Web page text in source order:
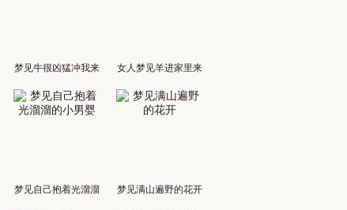
梦见牛很凶猛冲我来 女人梦见羊进家里来
了
梦见自己抱着光溜溜 梦见满山遍野的花开